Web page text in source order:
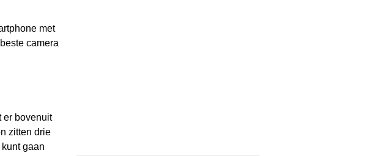
met
camera
er bovenuit
zitten drie
gaan